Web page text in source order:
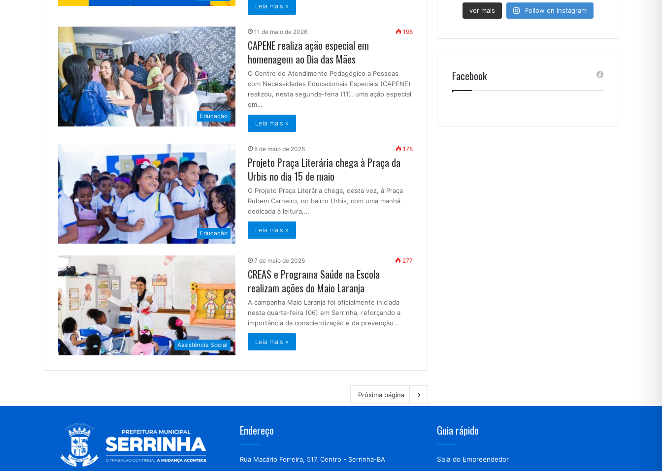
Leia mais »
Educação
11 de maio de 2026 198
CAPENE realiza ação especial em
homenagem ao Dia das Mães
O Centro de Atendimento Pedagógico a Pessoas
com Necessidades Educacionais Especiais (CAPENE)
realizou, nesta segunda-feira (11), uma ação especial
em…
Leia mais »
Educação
8 de maio de 2026 178
Projeto Praça Literária chega à Praça da
Urbis no dia 15 de maio
O Projeto Praça Literária chega, desta vez, à Praça
Rubem Carneiro, no bairro Urbis, com uma manhã
dedicada à leitura,…
Leia mais »
Assistência Social
7 de maio de 2026 277
CREAS e Programa Saúde na Escola
realizam ações do Maio Laranja
A campanha Maio Laranja foi oficialmente iniciada
nesta quarta-feira (06) em Serrinha, reforçando a
importância da conscientização e da prevenção…
Leia mais »
Próxima página
ver mais Follow on Instagram
Facebook
Endereço
Rua Macário Ferreira, 517, Centro - Serrinha-BA
Guia rápido
Sala do Empreendedor